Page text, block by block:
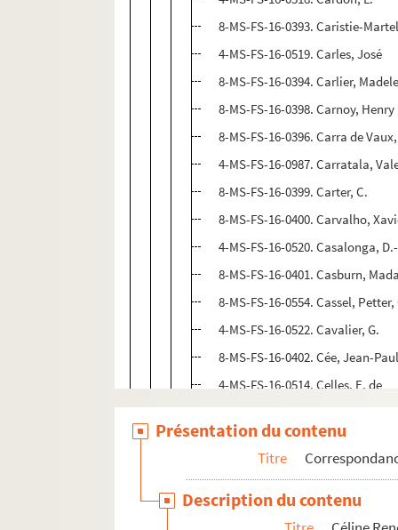
8-MS-FS-16-0393. Caristie-
4-MS-FS-16-0519. Carles, José
8-MS-FS-16-0394. Carlier,
8-MS-FS-16-0398. Carnoy, Henry
8-MS-FS-16-0396. Carra de
4-MS-FS-16-0987. Carratala,
8-MS-FS-16-0399. Carter, C.
8-MS-FS-16-0400. Carvalho,
4-MS-FS-16-0520. Casalonga,
8-MS-FS-16-0401. Casburn,
8-MS-FS-16-0554. Cassel,
4-MS-FS-16-0522. Cavalier, G.
8-MS-FS-16-0402. Cée, Jean-
4-MS-FS-16-0514. Celles, E. de
8-MS-FS-16-0404. Chaboseau,
8-MS-FS-16-0405. Chadsynski
8-MS-FS-16-0406. Chaillié, Jéni
8-MS-FS-16-0407. Chaminade
Présentation du contenu
Titre
Description du contenu